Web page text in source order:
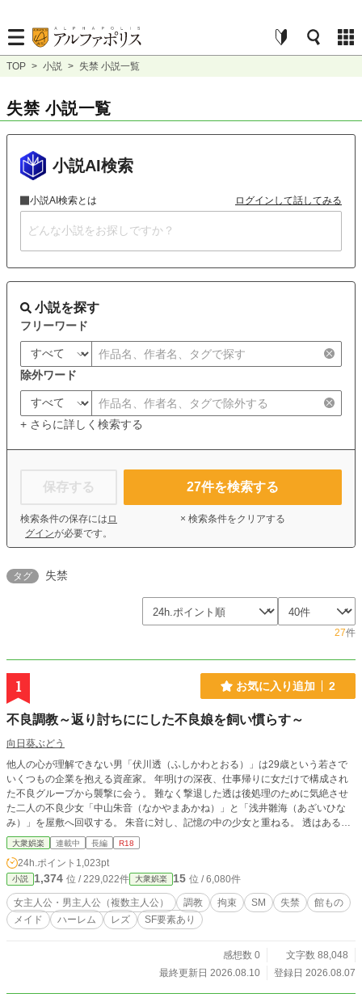
TOP > 小説 > 失禁 小説一覧
失禁 小説一覧
小説AI検索
小説AI検索とは ログインして話してみる
小説を探す
フリーワード
除外ワード
+ さらに詳しく検索する
保存する
検索条件の保存には ロ
グインが必要です。
27件を検索する
× 検索条件をクリアする
タグ 失禁
27件
1 お気に入り追加 2
不良調教～返り討ちににした不良娘を飼い慣らす～
向日葵ぶどう
他人の心が理解できない男「伏川透（ふしかわとおる）」は29歳という若さで
いくつもの企業を抱える資産家。 年明けの深夜、仕事帰りに女だけで構成され
た不良グループから襲撃に会う。 難なく撃退した透は後処理のために気絶させ
た二人の不良少女「中山朱音（なかやまあかね）」と「浅井雛海（あざいひな
み）」を屋敷へ回収する。 朱音に対し、記憶の中の少女と重ねる。 透はある決
意を胸に、朱音を我が物にしようと画策する。 性描写のある話は各話のタイト
ルに(R18)を記載しています。 挿絵（登場人物プロフィール） こんぺいとう＊*
様 こんぺいとう＊*2メーカーにて作成・お借りしています。 https://picrew.me/j
a/image_maker/318008
大衆娯楽 連載中 長編 R18
24h.ポイント 1,023pt
小説 1,374 位 / 229,022件 大衆娯楽 15 位 / 6,080件
女主人公・男主人公（複数主人公） 調教 拘束 SM 失禁
館もの
メイド
ハーレム レズ SF要素あり
感想数 0
文字数 88,048
最終更新日 2026.08.10
登録日 2026.08.07